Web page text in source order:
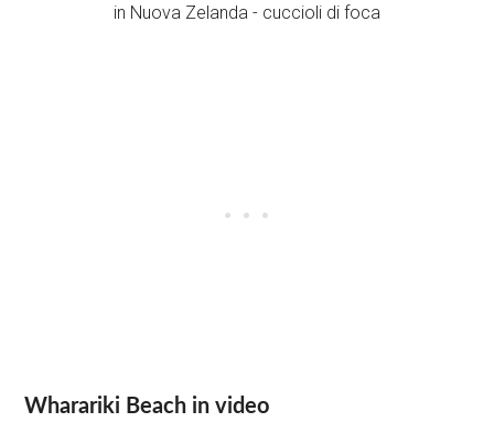
Wharariki Beach in video